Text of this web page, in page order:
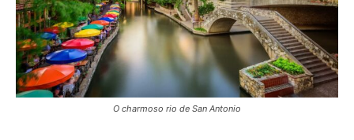
O charmoso rio de San Antonio